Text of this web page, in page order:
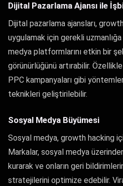
Dijital Pazarlama Ajansı ile
Dijital pazarlama ajansları,
uygulamak için gerekli
medya platformlarını etkin bir
görünürlüğünü artırabilir.
PPC kampanyaları gibi
teknikleri geliştirilebilir.
Sosyal Medya Büyümesi
Sosyal medya, growth hacking
Markalar, sosyal medya
kurarak ve onların geri
stratejilerini optimize edebilir.